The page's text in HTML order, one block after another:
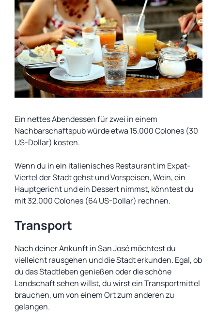
Ein nettes Abendessen für zwei in einem
Nachbarschaftspub würde etwa 15.000 Colones (30
US-Dollar) kosten.
Wenn du in ein italienisches Restaurant im Expat-
Viertel der Stadt gehst und Vorspeisen, Wein, ein
Hauptgericht und ein Dessert nimmst, könntest du
mit 32.000 Colones (64 US-Dollar) rechnen.
Transport
Nach deiner Ankunft in San José möchtest du
vielleicht rausgehen und die Stadt erkunden. Egal, ob
du das Stadtleben genießen oder die schöne
Landschaft sehen willst, du wirst ein Transportmittel
brauchen, um von einem Ort zum anderen zu
gelangen.